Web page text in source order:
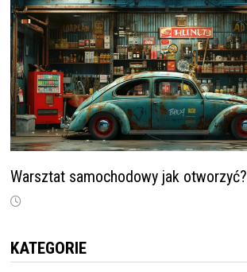
Warsztat samochodowy jak otworzyć?
KATEGORIE